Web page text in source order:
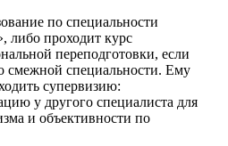
по специальности
либо проходит курс
переподготовки, если
смежной специальности. Ему
супервизию:
у другого специалиста для
и объективности по